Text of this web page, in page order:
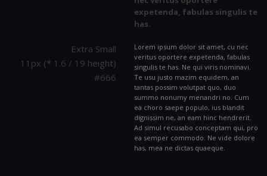
expetenda, fabulas singulis te
has.
Extra Small
11px (* 1.6 / 19 height)
#666
Lorem ipsum dolor sit amet, cu nec
veritus oportere expetenda, fabulas
singulis te has. Ne qui viris nominavi.
Te usu justo mazim equidem, an
tantas possim volutpat quo, duo
summo nonumy menandri no. Cum
ea choro saepe populo, ius blandit
dignissim ne, an eam hinc hendrerit.
Ad simul recusabo conceptam qui, pro
ea semper commodo. Ne vide dolore
has, mea ne dictas quaeque.